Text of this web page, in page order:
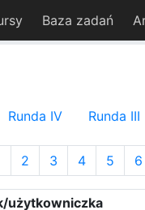
Baza zadań
Runda IV Runda III
2 3 4 5 6
użytkowniczka